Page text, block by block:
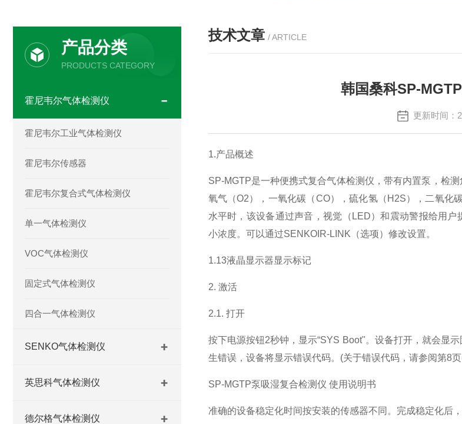
产品分类
PRODUCTS CATEGORY
霍尼韦尔气体检测仪
霍尼韦尔工业气体检测仪
霍尼韦尔传感器
霍尼韦尔复合式气体检测仪
单一气体检测仪
VOC气体检测仪
固定式气体检测仪
四合一气体检测仪
SENKO气体检测仪
英思科气体检测仪
德尔格气体检测仪
技术文章 / ARTICLE
韩国桑科SP-
更新时间
1.产品概述
SP-MGTP是一种便携式复合气体检测仪，带有内置泵，检
氧气（O2），一氧化碳（CO），硫化氢（H2S），二氧化
水平时，该设备通过声音，视觉（LED）和震动警报给用
小浓度。可以通过SENKOIR-LINK（选项）修改设置。
1.13液晶显示器显示标记
2. 激活
2.1. 打开
按下电源按钮2秒钟，显示“SYS Boot"。设备打开，就会显
生错误，设备将显示错误代码。(关于错误代码，请参阅第8
SP-MGTP泵吸湿复合检测仪 使用说明书
准确的设备稳定化时间按安装的传感器不同。完成稳定化后